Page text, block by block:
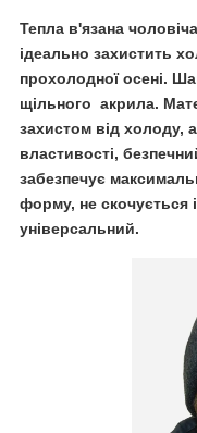
Тепла в'язана
ідеально захистить
прохолодної осені.
щільного акрила.
захистом від холоду,
властивості,
забезпечує
форму, не скочується
універсальний.